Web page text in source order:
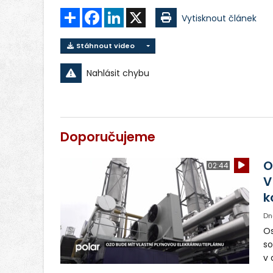
Sdílet FacebookLinkedIn Vytisknout článek
Stáhnout video
Nahlásit chybu
Doporučujeme
02:44
v